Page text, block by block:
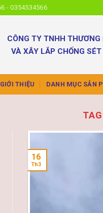
- 0354534566
CÔNG TY TNHH THƯƠNG
VÀ XÂY LẮP CHỐNG
GIỚI THIỆU DANH MỤC SẢN
16
Th3